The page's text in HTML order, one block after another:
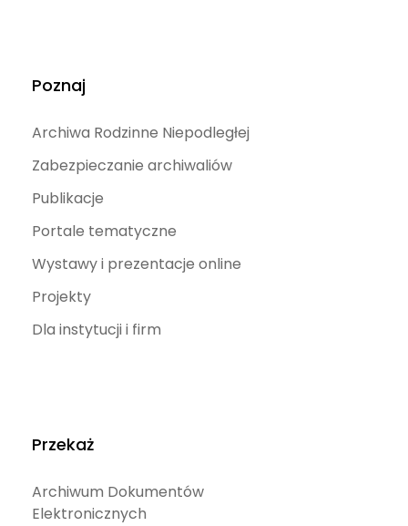
Poznaj
Archiwa Rodzinne Niepodległej
Zabezpieczanie archiwaliów
Publikacje
Portale tematyczne
Wystawy i prezentacje online
Projekty
Dla instytucji i firm
Przekaż
Archiwum Dokumentów
Elektronicznych